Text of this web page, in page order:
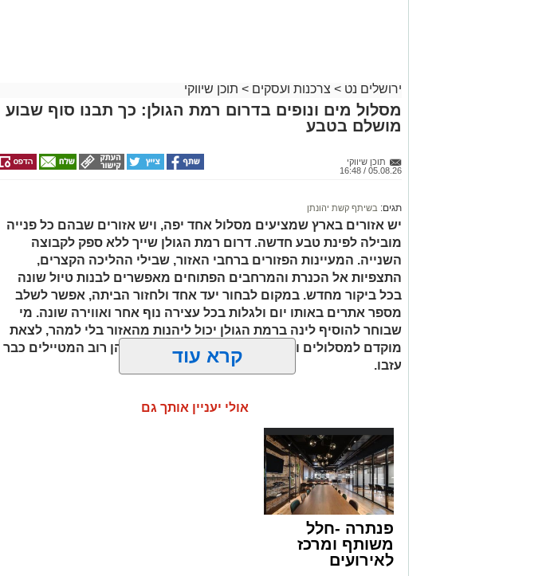
ירושלים נט > צרכנות ועסקים > תוכן שיווקי
מסלול מים ונופים בדרום רמת הגולן: כך תבנו סוף שבוע
מושלם בטבע
תוכן שיווקי
05.08.26 / 16:48
תגים: בשיתף קשת יהונתן
יש אזורים בארץ שמציעים מסלול אחד יפה, ויש אזורים שבהם כל פנייה
מובילה לפינת טבע חדשה. דרום רמת הגולן שייך ללא ספק לקבוצה
השנייה. המעיינות הפזורים ברחבי האזור, שבילי ההליכה הקצרים,
התצפיות אל הכנרת והמרחבים הפתוחים מאפשרים לבנות טיול שונה
בכל ביקור מחדש. במקום לבחור יעד אחד ולחזור הביתה, אפשר לשלב
מספר אתרים באותו יום ולגלות בכל עצירה נוף אחר ואווירה שונה. מי
שבוחר להוסיף לינה ברמת הגולן יכול ליהנות מהאזור בלי למהר, לצאת
מוקדם למסלולים ולחוות את הטבע גם בשעות שבהן רוב המטיילים כבר
עזבו.
עין ידידיה – פינה שקטה למי שמחפש להתרחק
מההמונים
עין ידידיה הוא אחד המעיינות שמצליחים לשמור על תחושת טבע אמיתית. לא
מדובר באתר גדול או עמוס במתקנים, אלא במקום שמזמין לעצור, לנשום ולהתחבר
לנוף. המעיין מתאים במיוחד למי שמעדיף מקומות פחות מוכרים, שבהם אפשר
ליהנות מהשקט, לקרוא ספר או פשוט לטבול במים הקרירים. משפחות שמגיעות עם
ילדים קטנים יכולות לשלב את הביקור כחלק מיום טיול רחב יותר, ואילו זוגות רבים
בוחרים לפתוח כאן את היום לפני שממשיכים לאתרים נוספים באזור. זהו מקום
קרא עוד
אולי יעניין אותך גם
פנתרה -חלל
משותף ומרכז
לאירועים